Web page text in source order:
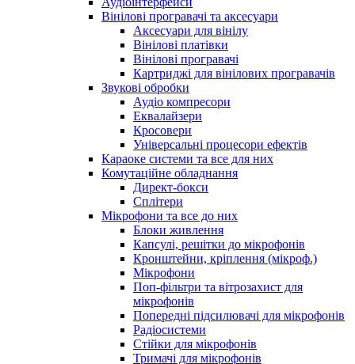
Вінілові програвачі та аксесуари
Аксесуари для вінілу
Вінілові платівки
Вінілові програвачі
Картриджі для вінілових програвачів
Звукові обробки
Аудіо компресори
Еквалайзери
Кросовери
Універсальні процесори ефектів
Караоке системи та все для них
Комутаційне обладнання
Директ-бокси
Сплітери
Мікрофони та все до них
Блоки живлення
Капсулі, решітки до мікрофонів
Кронштейни, кріплення (мікроф.)
Мікрофони
Поп-фільтри та вітрозахист для
мікрофонів
Попередні підсилювачі для мікрофонів
Радіосистеми
Стійки для мікрофонів
Тримачі для мікрофонів